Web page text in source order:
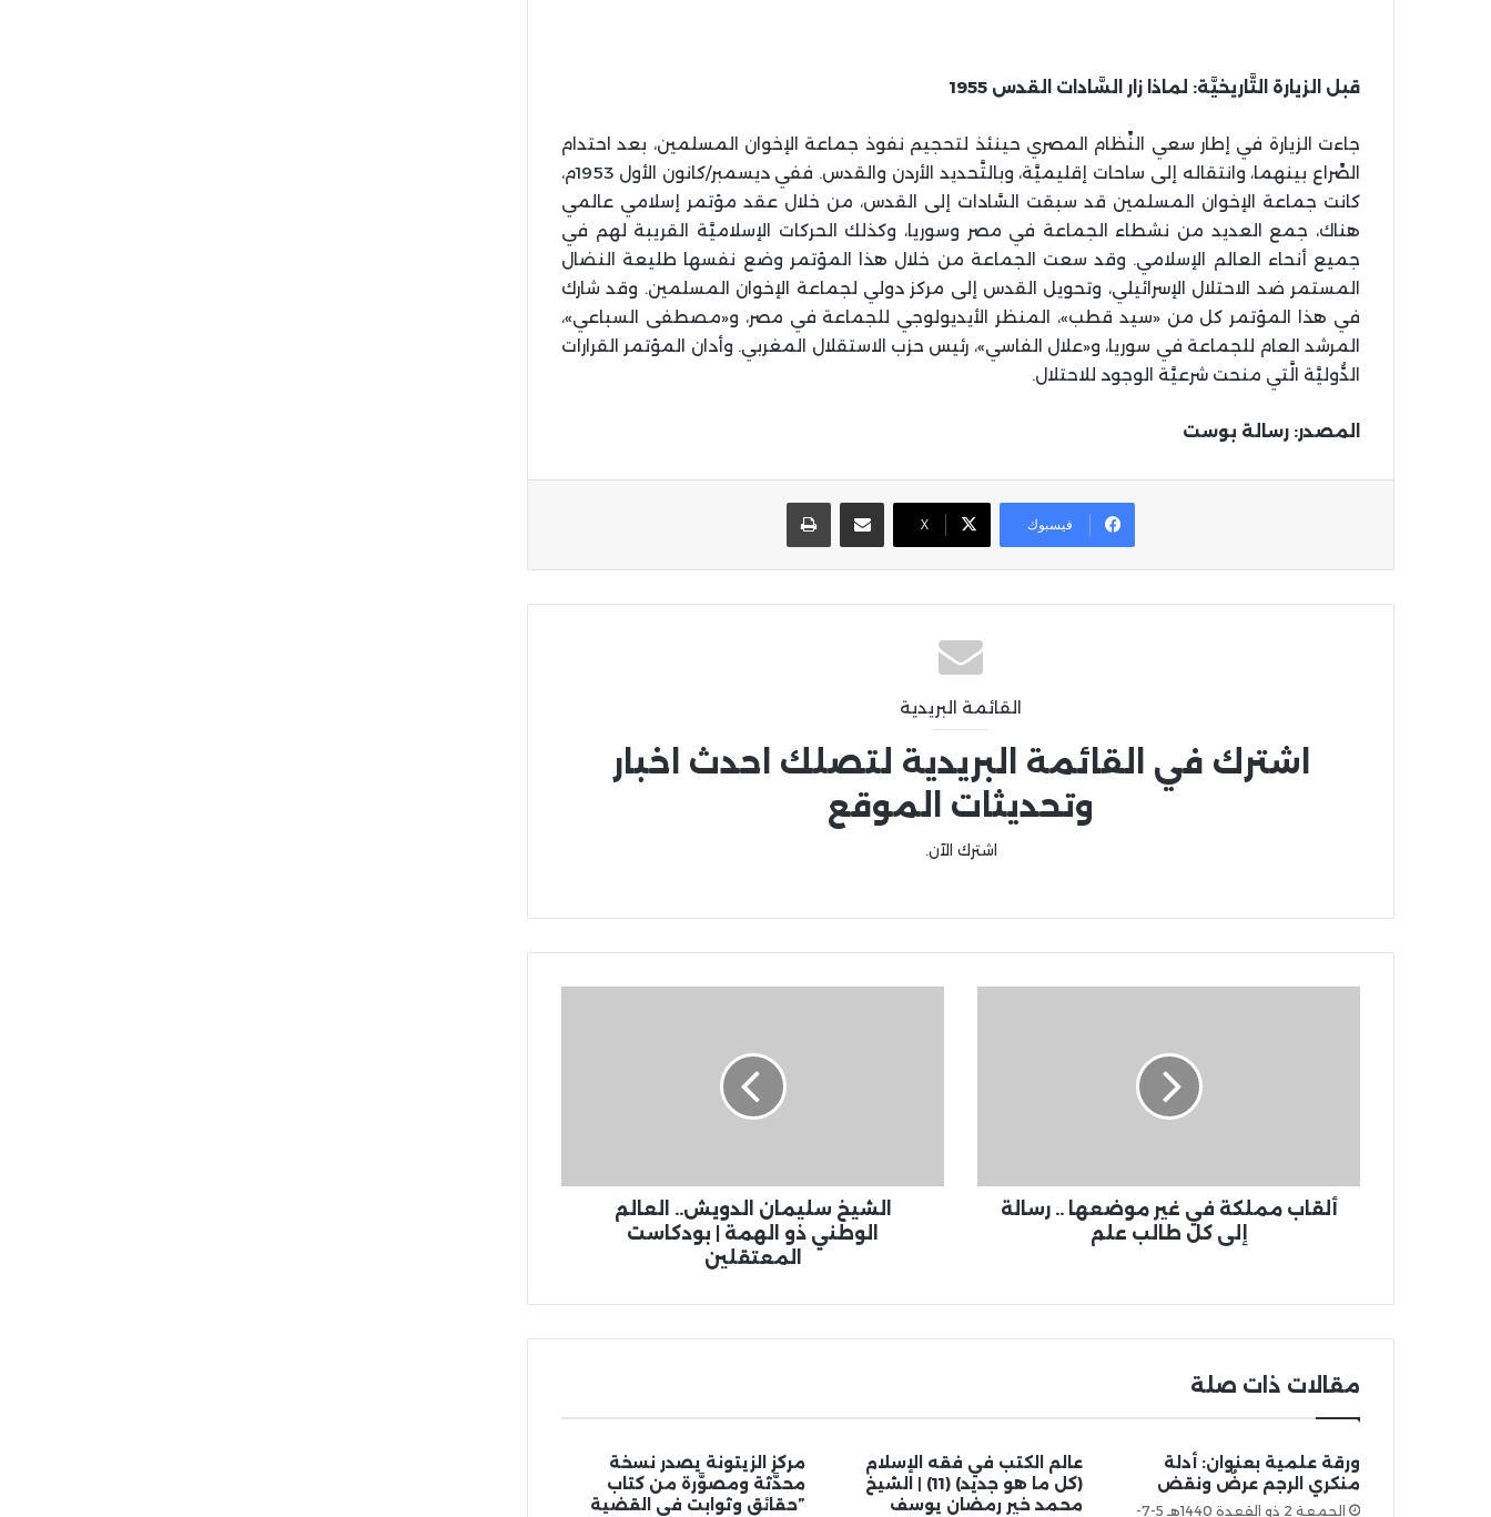
قبل الزيارة التَّاريخيَّة: لماذا زار السَّادات القدس 1955
جاءت الزيارة في إطار سعي النِّظام المصري حينئذ لتحجيم نفوذ جماعة الإخوان المسلمين، بعد احتدام
الصِّراع بينهما، وانتقاله إلى ساحات إقليميَّة، وبالتَّحديد الأردن والقدس. ففي ديسمبر/كانون الأول 1953م،
كانت جماعة الإخوان المسلمين قد سبقت السَّادات إلى القدس، من خلال عقد مؤتمر إسلامي عالمي
هناك، جمع العديد من نشطاء الجماعة في مصر وسوريا، وكذلك الحركات الإسلاميَّة القريبة لهم في
جميع أنحاء العالم الإسلامي. وقد سعت الجماعة من خلال هذا المؤتمر وضع نفسها طليعة النضال
المستمر ضد الاحتلال الإسرائيلي، وتحويل القدس إلى مركز دولي لجماعة الإخوان المسلمين. وقد شارك
في هذا المؤتمر كل من «سيد قطب»، المنظر الأيديولوجي للجماعة في مصر، و«مصطفى السباعي»،
المرشد العام للجماعة في سوريا، و«علال الفاسي»، رئيس حزب الاستقلال المغربي. وأدان المؤتمر القرارات
الدُّوليَّة الَّتي منحت شرعيَّة الوجود للاحتلال.
المصدر: رسالة بوست
فيسبوك X
مشاركة عبر البريد
القائمة البريدية
اشترك في القائمة البريدية لتصلك احدث اخبار
وتحديثات الموقع
اشترك الآن.
ألقاب مملكة في غير موضعها .. رسالة
إلى كل طالب علم
الشيخ سليمان الدويش.. العالم
الوطني ذو الهمة | بودكاست
المعتقلين
مقالات ذات صلة
ورقة علمية بعنوان: أدلة
منكري الرجم عرضٌ ونقض
الجمعة 2 ذو القعدة 1440هـ 5-7-
عالم الكتب في فقه الإسلام
(كل ما هو جديد) (11) | الشيخ
محمد خير رمضان يوسف
مركز الزيتونة يصدر نسخة
محدَّثة ومصوَّرة من كتاب
”حقائق وثوابت في القضية